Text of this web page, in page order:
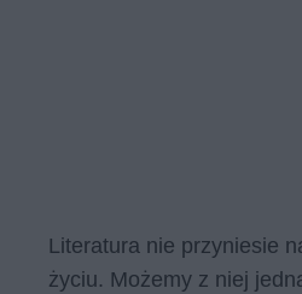
Literatura nie przyniesie
życiu. Możemy z niej